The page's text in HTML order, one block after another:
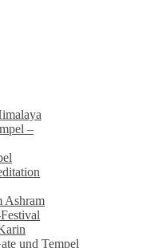
–
Ashram
und Tempel